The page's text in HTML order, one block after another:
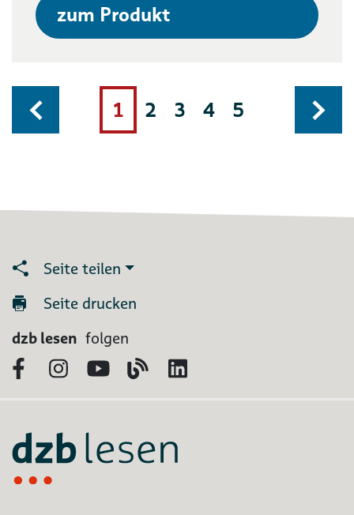
zum Produkt
1 2 3 4 5
Seite teilen
Seite drucken
dzb lesen folgen
FacebookInstagram
YouTubeBlog